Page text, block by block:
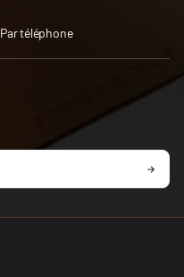
Par téléphone